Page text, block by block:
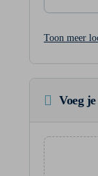
Toon meer
Voeg